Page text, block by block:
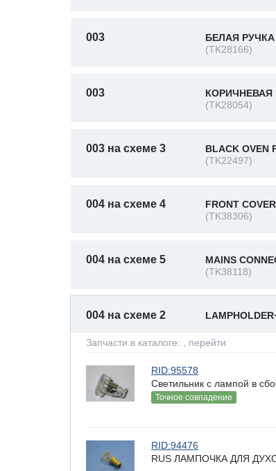
003
БЕЛАЯ
(TK28166)
003
КОРИЧНЕВАЯ
(TK28054)
003 на схеме 3
BLACK OVEN
(TK22497)
004 на схеме 4
FRONT
(TK38306)
004 на схеме 5
MAINS
(TK38118)
004 на схеме 2
Запчасти в каталоге: , перейти
RID:95578
Светильник с лампой в
Точное совпадение
RID:94476
RUS ЛАМПОЧКА ДЛЯ